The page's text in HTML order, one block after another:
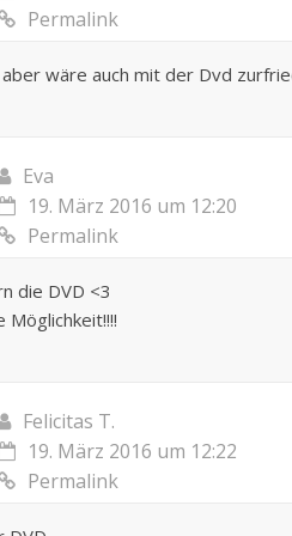
Permalink
aber wäre auch mit der Dvd
Eva
19. März 2016 um 12:20
Permalink
die DVD <3
Möglichkeit!!!!
Felicitas T.
19. März 2016 um 12:22
Permalink